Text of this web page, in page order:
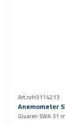
Art.nrH3114213
Anemometer
Givaren SWA 31